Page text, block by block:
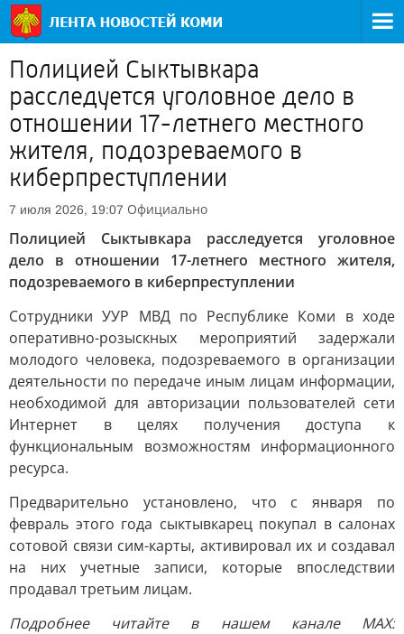
Полицией Сыктывкара
расследуется уголовное дело в
отношении 17-летнего местного
жителя, подозреваемого в
киберпреступлении
7 июля 2026, 19:07 Официально
Полицией Сыктывкара расследуется уголовное
дело в отношении 17-летнего местного жителя,
подозреваемого в киберпреступлении
Сотрудники УУР МВД по Республике Коми в ходе
оперативно-розыскных мероприятий задержали
молодого человека, подозреваемого в организации
деятельности по передаче иным лицам информации,
необходимой для авторизации пользователей сети
Интернет в целях получения доступа к
функциональным возможностям информационного
ресурса.
Предварительно установлено, что с января по
февраль этого года сыктывкарец покупал в салонах
сотовой связи сим-карты, активировал их и создавал
на них учетные записи, которые впоследствии
продавал третьим лицам.
Подробнее читайте в нашем канале MAX: